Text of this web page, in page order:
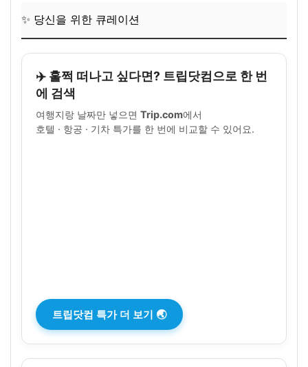
✨ 당신을 위한 큐레이션
✈️ 훌쩍 떠나고 싶다면? 트립닷컴으로 한 번
에 검색
여행지랑 날짜만 넣으면 Trip.com에서
호텔 · 항공 · 기차 특가를 한 번에 비교할 수 있어요.
트립닷컴 특가 더 보기 🌏